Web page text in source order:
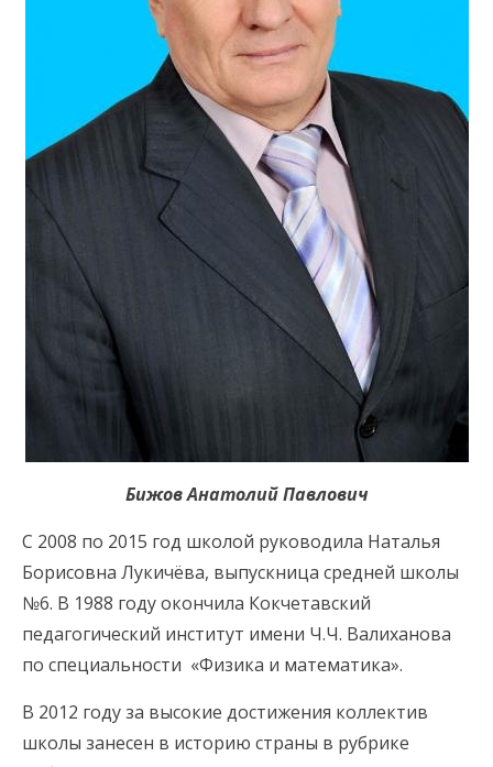
Бижов Анатолий Павлович
С 2008 по 2015 год школой руководила Наталья
Борисовна Лукичёва, выпускница средней школы
№6. В 1988 году окончила Кокчетавский
педагогический институт имени Ч.Ч. Валиханова
по специальности «Физика и математика».
В 2012 году за высокие достижения коллектив
школы занесен в историю страны в рубрике